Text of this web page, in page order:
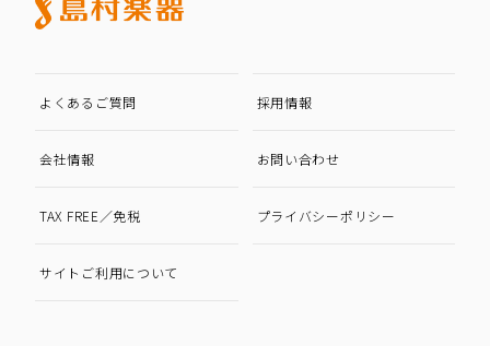
よくあるご質問 採用情報
会社情報 お問い合わせ
TAX FREE／免税 プライバシーポリシー
サイトご利用について